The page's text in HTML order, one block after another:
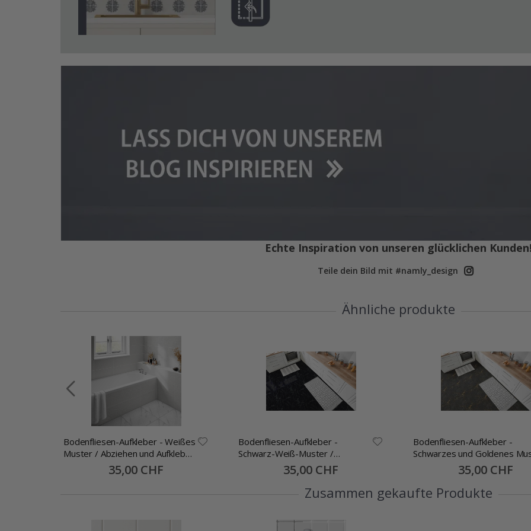
Echte Inspiration von unseren glücklichen
Teile dein Bild mit #namly_design
Ähnliche produkte
Bodenfliesen-Aufkleber - Weißes
Muster / Abziehen und Aufkleben
Special
Price
35,00 CHF
Bodenfliesen-Aufkleber -
Schwarz-Weiß-Muster /
Abziehen und Aufkleben / 24 Stk
Special
Price
35,00 CHF
Bodenfliesen-Aufkleber -
Schwarzes und Goldenes
/ Abziehen und Aufkleben /
Special
Price
35,00 CHF
Zusammen gekaufte Produkte